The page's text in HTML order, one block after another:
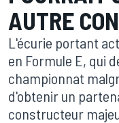
AUTRE
L'écurie portant
en Formule E, qui
championnat
d'obtenir un
constructeur